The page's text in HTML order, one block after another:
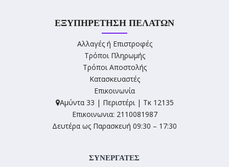
ΕΞΥΠΗΡΈΤΗΣΗ ΠΕΛΑΤΏΝ
Αλλαγές ή Επιστροφές
Τρόποι Πληρωμής
Τρόποι Αποστολής
Κατασκευαστές
Επικοινωνία
Αμύντα 33 | Περιστέρι | Τκ 12135
Επικοινωνια: 2110081987
Δευτέρα ως Παρασκευή 09:30 – 17:30
ΣΥΝΕΡΓΑΤΕΣ